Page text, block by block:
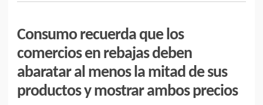
Consumo recuerda que los
comercios en rebajas deben
abaratar al menos la mitad de sus
productos y mostrar ambos precios